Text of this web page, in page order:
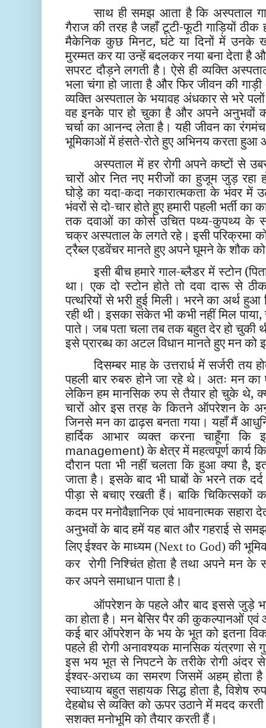
साथ ही समझ आता है कि अस्पताल
गैराज की तरह है जहाँ टूटी-फूटी गाड़ियों
मैकेनिक कुछ मिनट, घंटे या दिनों में उनके
मुरम्मत कर या उन्हें बदलकर नया बना देता है
सपरट दौड़ने लगती है। ऐसे ही व्यक्ति
भला चंगा हो जाता है और फिर जीवन की
व्यक्ति अस्पताल के भयावह अंधकार से भरे
वह इनके पार हो चुका है और अपने अनुभवों
चर्चा का आनन्द लेता है। यही जीवन का
भूमिकाओं में हंसते-रोते हुए अभिनय करता हुआ
अस्पताल में हर रोगी अपने कष्टों से
चारों ओर नित नए मरीजों का हुजूम जुड़ रहा
घोड़े का यदा-कदा नकारात्मकता के भंवर में
भंवरों से दो-चार होते हुए हमारी पहली भर्ती
तक दवाओं का कोर्स उचित पथ्य-कुपथ्य के
चक्र अस्पताल के लगते रहे। इसी परिक्रमा को
ट्रैब्ल एडवेंचर मानते हुए अपने घूमने के शौक
इसी बीच हमारे गाल-ब्लैडर में स्टोन
था। एक दो स्टोन होते तो दवा दारू से
पत्थरियों से भरी हुई मिली। भरने का अर्थ
रही थी। इसका संकेत भी कभी नहीं मिल
पाते। जब पता चला तब तक बहुत देर हो चुकी
इसे प्रारब्ध का अटल विधानमानते हुए मन को
दिसम्बर माह के उत्तरार्ध में सर्जरी
पहली बार रुबरु होने जा रहे थे। अतः मन का
लेकिन हम मानसिक रुप से तैयार हो चुके थे,
चारों ओर इस तरह के कितने ऑपरेशन के
जिनसे मन का ढाढ़स बनता गया। यहाँ मैं
हार्दिक आभार व्यक्त करना चाहूँगा
management) के क्षेत्र में महत्वपूर्ण
दौरान पता भी नहीं चलता कि हुआ क्या है,
जाता है। इसके बाद भी घाबों के भरने तक दर्द
पीड़ा से बचाए रखती हैं।बाकि चिकित्सकों
कदम पर मनोवैज्ञानिक एवं भावनात्मक
अनुभवों के बाद हमें यह बात और गहराई से
लिए ईश्वर के माध्यम (Next to God) की
कर रोगी निश्चिंत होता हैतथा अपने मन के
कर अपने समाधान पाता है।
ऑपरेशन के पहले और बाद इससे जुड़े
का होता है। मन बेसिर पैर की कुकल्पानओं
कई बार ऑपरेशन के भय के भूत को इतना
पहले ही रोगी अनावश्यक मानसिक यंत्रणा से
इस भय भूत से निपटने के तरीके रोगी अंदर से
ईश्वर-अराध्य का समरण जिसमें अहम् होता
स्वाध्याय बहुत सहायक सिद्ध होता है,
देहबोध से व्यक्ति को ऊपर उठाने में मदद
सशक्त मनोभूमि को तैयार करती हैं।